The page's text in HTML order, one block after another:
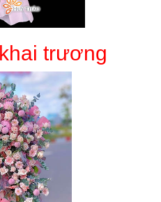
trương